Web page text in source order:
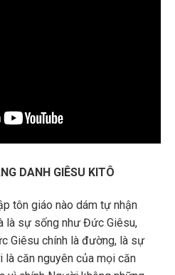
DANH GIÊSU KITÔ
tôn giáo nào dám tự nhận
là sự sống như Đức Giêsu,
Giêsu chính là đường, là sự
căn nguyên của mọi căn